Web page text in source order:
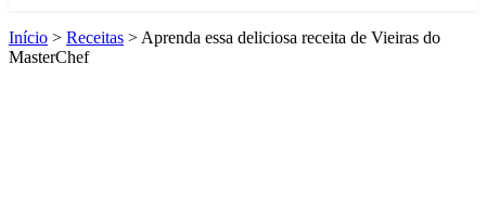
Início > Receitas > Aprenda essa deliciosa receita de Vieiras do
MasterChef